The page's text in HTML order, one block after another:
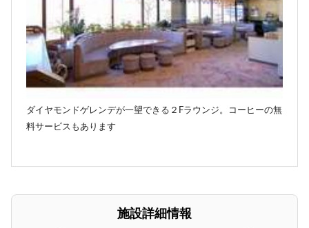
ダイヤモンドゲレンデが一望できる２Fラウンジ。コーヒーの無
料サービスもあります
施設詳細情報